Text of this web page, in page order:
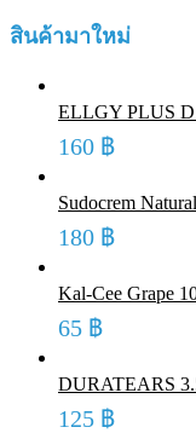
สินค้ามาใหม่
ELLGY PLUS
160 ฿
Sudocrem
180 ฿
Kal-Cee Grape
65 ฿
DURATEARS
125 ฿